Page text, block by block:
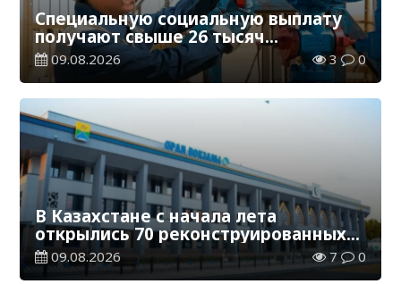
Специальную социальную выплату
получают свыше 26 тысяч
работников, занятых во вредных
условиях труда
09.08.2026 3 0
В Казахстане с начала лета
открылись 70 реконструированных
железнодорожных вокзалов
09.08.2026 7 0